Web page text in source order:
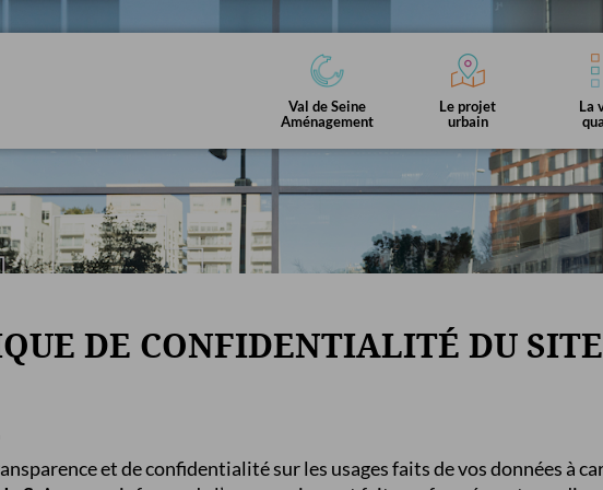
Val de Seine
Aménagement
Dates clés
Le projet
urbain
Infos chantiers
La
Commerces
Programmation
culturelle
Vous
DE CONFIDENTIALITÉ DU SITE
et de confidentialité sur les usages faits de vos données à
Vidéos Seine de quartier Emerige La Seine Musicale L'Ecole